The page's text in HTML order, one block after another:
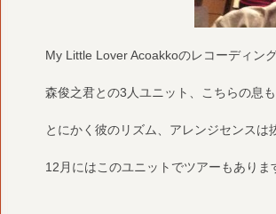
My Little Lover Acoakkoのレコーディン
森俊之君との3人ユニット、こちらの息も
とにかく彼のリズム、アレンジセンスは
12月にはこのユニットでツアーもあり